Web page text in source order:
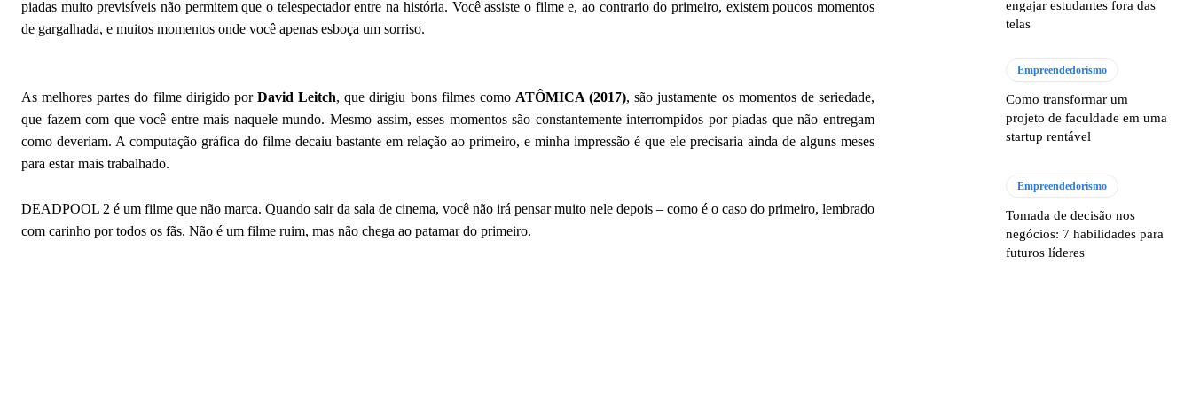
piadas muito previsíveis não permitem que o telespectador entre na história. Você assiste o filme e, ao contrario do primeiro, existem poucos momentos
de gargalhada, e muitos momentos onde você apenas esboça um sorriso.
As melhores partes do filme dirigido por David Leitch, que dirigiu bons filmes como ATÔMICA (2017), são justamente os momentos de seriedade,
que fazem com que você entre mais naquele mundo. Mesmo assim, esses momentos são constantemente interrompidos por piadas que não entregam
como deveriam. A computação gráfica do filme decaiu bastante em relação ao primeiro, e minha impressão é que ele precisaria ainda de alguns meses
para estar mais trabalhado.
DEADPOOL 2 é um filme que não marca. Quando sair da sala de cinema, você não irá pensar muito nele depois – como é o caso do primeiro, lembrado
com carinho por todos os fãs. Não é um filme ruim, mas não chega ao patamar do primeiro.
engajar estudantes fora das
telas
Empreendedorismo
Como transformar um
projeto de faculdade em uma
startup rentável
Empreendedorismo
Tomada de decisão nos
negócios: 7 habilidades para
futuros líderes